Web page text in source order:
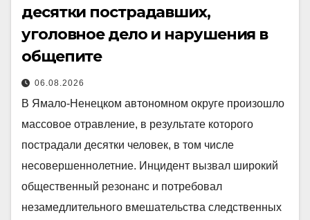
десятки пострадавших,
уголовное дело и нарушения в
общепите
06.08.2026
В Ямало-Ненецком автономном округе произошло
массовое отравление, в результате которого
пострадали десятки человек, в том числе
несовершеннолетние. Инцидент вызвал широкий
общественный резонанс и потребовал
незамедлительного вмешательства следственных